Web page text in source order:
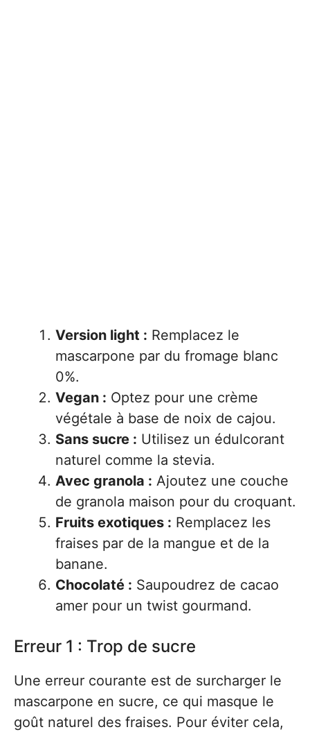
Version light : Remplacez le
mascarpone par du fromage blanc
0%.
Vegan : Optez pour une crème
végétale à base de noix de cajou.
Sans sucre : Utilisez un édulcorant
naturel comme la stevia.
Avec granola : Ajoutez une couche
de granola maison pour du croquant.
Fruits exotiques : Remplacez les
fraises par de la mangue et de la
banane.
Chocolaté : Saupoudrez de cacao
amer pour un twist gourmand.
Erreur 1 : Trop de sucre
Une erreur courante est de surcharger le
mascarpone en sucre, ce qui masque le
goût naturel des fraises. Pour éviter cela,